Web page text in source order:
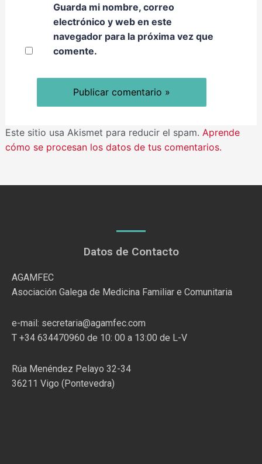
Guarda mi nombre, correo
electrónico y web en este
navegador para la próxima vez que
comente.
Este sitio usa Akismet para reducir el spam. Aprende
cómo se procesan los datos de tus comentarios.
Datos de Contacto
AGAMFEC
Asociación Galega de Medicina Familiar e Comunitaria
e-mail: secretaria@agamfec.com
T +34 634470960 de 10: 00 a 13:00 de L-V
Rúa Menéndez Pelayo 32-34
36211 Vigo (Pontevedra)